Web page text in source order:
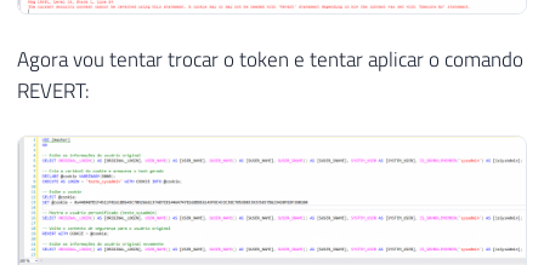
Agora vou tentar trocar o token e tentar aplicar o comando
REVERT: